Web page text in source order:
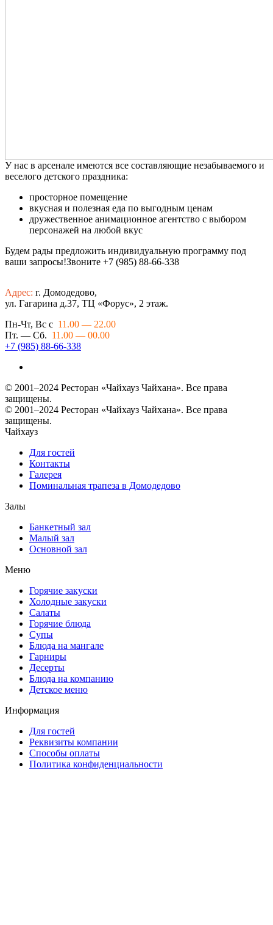
У нас в арсенале имеются все составляющие незабываемого и
веселого детского праздника:
просторное помещение
вкусная и полезная еда по выгодным ценам
дружественное анимационное агентство с выбором
персонажей на любой вкус
Будем рады предложить индивидуальную программу под
ваши запросы!Звоните +7 (985) 88-66-338
Адрес: г. Домодедово,
ул. Гагарина д.37, ТЦ «Форус», 2 этаж.
Пн-Чт, Вс с 11.00 — 22.00
Пт. — Сб. 11.00 — 00.00
+7 (985) 88-66-338
© 2001–2024 Ресторан «Чайхауз Чайхана». Все права
защищены.
© 2001–2024 Ресторан «Чайхауз Чайхана». Все права
защищены.
Чайхауз
Для гостей
Контакты
Галерея
Поминальная трапеза в Домодедово
Залы
Банкетный зал
Малый зал
Основной зал
Меню
Горячие закуски
Холодные закуски
Салаты
Горячие блюда
Супы
Блюда на мангале
Гарниры
Десерты
Блюда на компанию
Детское меню
Информация
Для гостей
Реквизиты компании
Способы оплаты
Политика конфиденциальности